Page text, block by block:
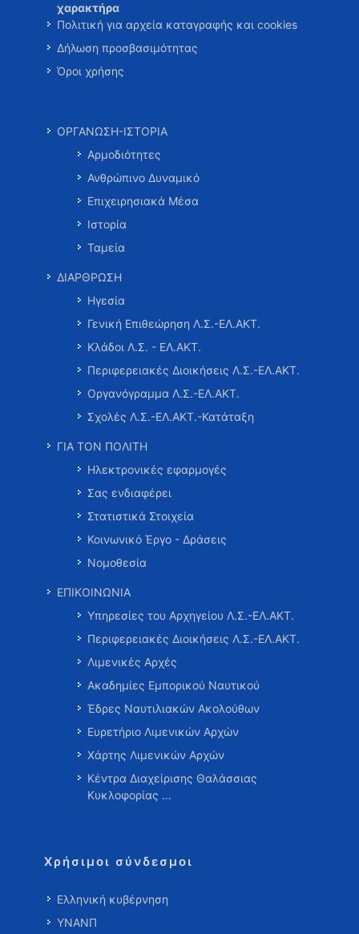
χαρακτήρα
Πολιτική για αρχεία καταγραφής και cookies
Δήλωση προσβασιμότητας
Όροι χρήσης
ΟΡΓΑΝΩΣΗ-ΙΣΤΟΡΙΑ
Αρμοδιότητες
Ανθρώπινο Δυναμικό
Επιχειρησιακά Μέσα
Ιστορία
Ταμεία
ΔΙΑΡΘΡΩΣΗ
Ηγεσία
Γενική Επιθεώρηση Λ.Σ.-ΕΛ.ΑΚΤ.
Κλάδοι Λ.Σ. - ΕΛ.ΑΚΤ.
Περιφερειακές Διοικήσεις Λ.Σ.-ΕΛ.ΑΚΤ.
Οργανόγραμμα Λ.Σ.-ΕΛ.ΑΚΤ.
Σχολές Λ.Σ.-ΕΛ.ΑΚΤ.-Κατάταξη
ΓΙΑ ΤΟΝ ΠΟΛΙΤΗ
Ηλεκτρονικές εφαρμογές
Σας ενδιαφέρει
Στατιστικά Στοιχεία
Κοινωνικό Έργο - Δράσεις
Νομοθεσία
ΕΠΙΚΟΙΝΩΝΙΑ
Υπηρεσίες του Αρχηγείου Λ.Σ.-ΕΛ.ΑΚΤ.
Περιφερειακές Διοικήσεις Λ.Σ.-ΕΛ.ΑΚΤ.
Λιμενικές Αρχές
Ακαδημίες Εμπορικού Ναυτικού
Έδρες Ναυτιλιακών Ακολούθων
Ευρετήριο Λιμενικών Αρχών
Χάρτης Λιμενικών Αρχών
Κέντρα Διαχείρισης Θαλάσσιας
Κυκλοφορίας …
Χρήσιμοι σύνδεσμοι
Ελληνική κυβέρνηση
ΥΝΑΝΠ